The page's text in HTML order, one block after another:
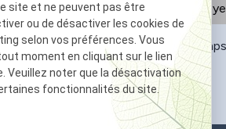
site et ne peuvent pas être
ou de désactiver les cookies de
selon vos préférences. Vous
moment en cliquant sur le lien
Veuillez noter que la désactivation
fonctionnalités du site.